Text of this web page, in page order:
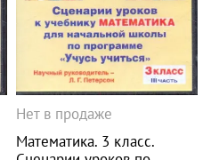
Нет в продаже
Математика. 3 класс.